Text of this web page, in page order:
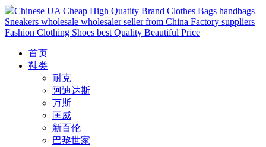
Chinese UA Cheap High Quatity Brand Clothes Bags handbags
Sneakers wholesale wholesaler seller from China Factory suppliers
Fashion Clothing Shoes best Quality Beautiful Price
首页
鞋类
耐克
阿迪达斯
万斯
匡威
新百伦
巴黎世家